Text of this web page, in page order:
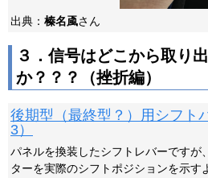
出典： 榛名颪さん
３．信号はどこから取り
か？？？（挫折編）
後期型（最終型？）用シフト
3）
パネルを換装したシフトレバーですが
ターを実際のシフトポジションを示す